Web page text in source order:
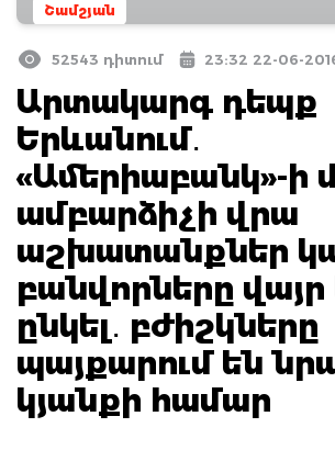
Շամշյան
52543 դիտում 23:32 22-06-
Արտակարգ դեպք
Երևանում․
«Ամերիաբանկ»-ի
ամբարձիչի վրա
աշխատանքներ
բանվորները վայր
ընկել․ բժիշկները
պայքարում են
կյանքի համար